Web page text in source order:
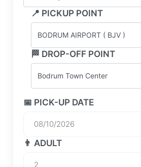
📍 PICKUP POINT
BODRUM AIRPORT ( BJV )
🏁 DROP-OFF POINT
Bodrum Town Center
📅 PICK-UP DATE
👨 ADULT